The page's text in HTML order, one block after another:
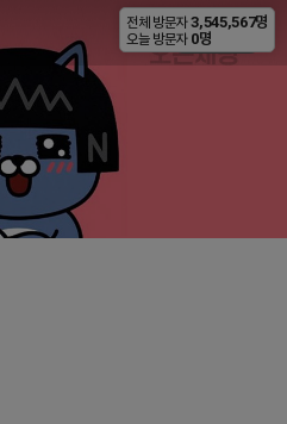
비공개
전체 방문자 3,545,567명
오늘 방문자 0명